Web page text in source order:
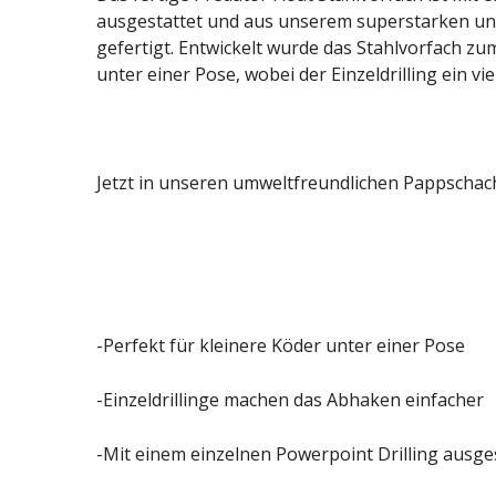
ausgestattet und aus unserem superstarken
gefertigt. Entwickelt wurde das Stahlvorfach
unter einer Pose, wobei der Einzeldrilling ein
Jetzt in unseren umweltfreundlichen
-Perfekt für kleinere Köder unter einer Pose
-Einzeldrillinge machen das Abhaken einfacher
-Mit einem einzelnen Powerpoint Drilling